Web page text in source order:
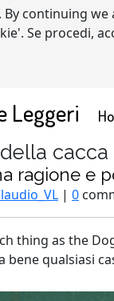
continuing
Se procedi,
Leggeri
ragione e
| 0
thing as the
bene qualsiasi